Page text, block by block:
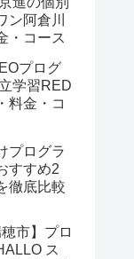
ン阿倉川
・コース
プログ
学習RED
料金・コ
プログラ
すすめ2
徹底比較
市】プロ
ス